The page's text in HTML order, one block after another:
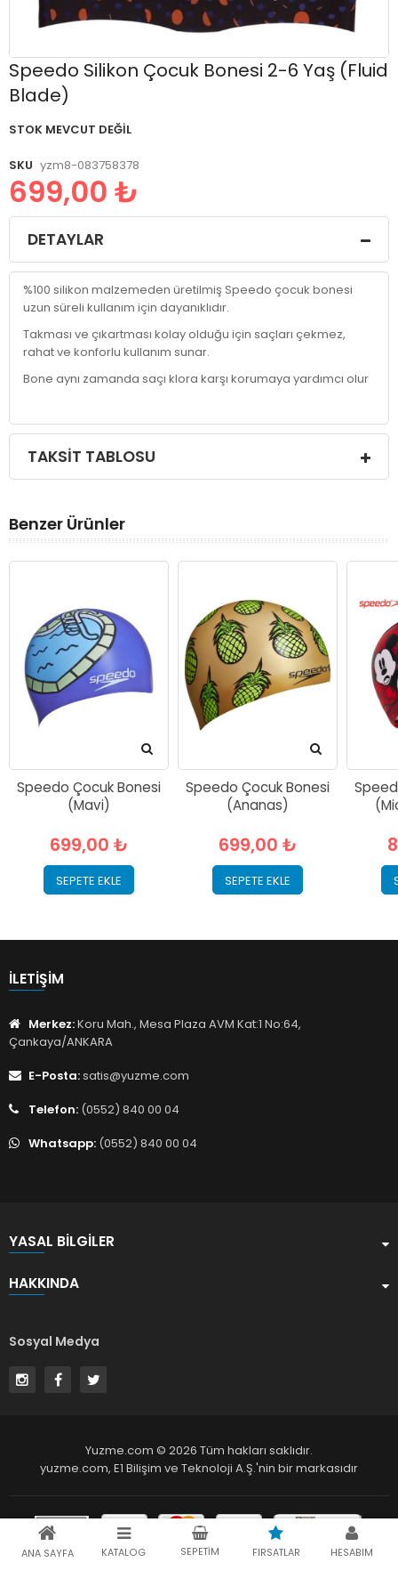
ANA SAYFA KATALOG SEPETIM FIRSATLAR HESABIM
Speedo Silikon Çocuk Bonesi 2-6 Yaş (Fluid
Blade)
STOK MEVCUT DEĞIL
SKU yzm8-083758378
699,00 ₺
Resim
galerisinin
başlangıcına
DETAYLAR
%100 silikon malzemeden üretilmiş Speedo çocuk bonesi
uzun süreli kullanım için dayanıklıdır.
Takması ve çıkartması kolay olduğu için saçları çekmez,
rahat ve konforlu kullanım sunar.
Bone aynı zamanda saçı klora karşı korumaya yardımcı olur
TAKSIT TABLOSU
Benzer Ürünler
Speedo Çocuk Bonesi
(Mavi)
699,00 ₺
SEPETE EKLE
Speedo Çocuk Bonesi
(Ananas)
699,00 ₺
SEPETE EKLE
İLETIŞIM
Merkez:Koru Mah., Mesa Plaza AVM Kat:1 No:64,
Çankaya/ANKARA
E-Posta:satis@yuzme.com
Telefon: (0552) 840 00 04
Whatsapp: (0552) 840 00 04
YASAL BILGILER
HAKKINDA
Sosyal Medya
Yuzme.com © 2026 Tüm hakları saklıdır.
yuzme.com, E1 Bilişim ve Teknoloji A.Ş.'nin bir markasıdır